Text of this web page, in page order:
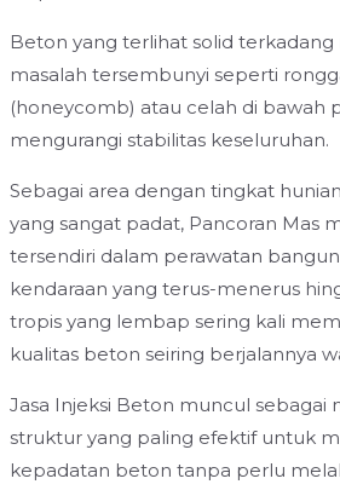
Beton yang terlihat solid
masalah tersembunyi seperti
(honeycomb) atau celah di bawah
mengurangi stabilitas keseluruhan.
Sebagai area dengan tingkat
yang sangat padat, Pancoran Mas
tersendiri dalam perawatan
kendaraan yang terus-menerus
tropis yang lembap sering kali
kualitas beton seiring berjalannya
Jasa Injeksi Beton muncul sebagai
struktur yang paling efektif untuk
kepadatan beton tanpa perlu